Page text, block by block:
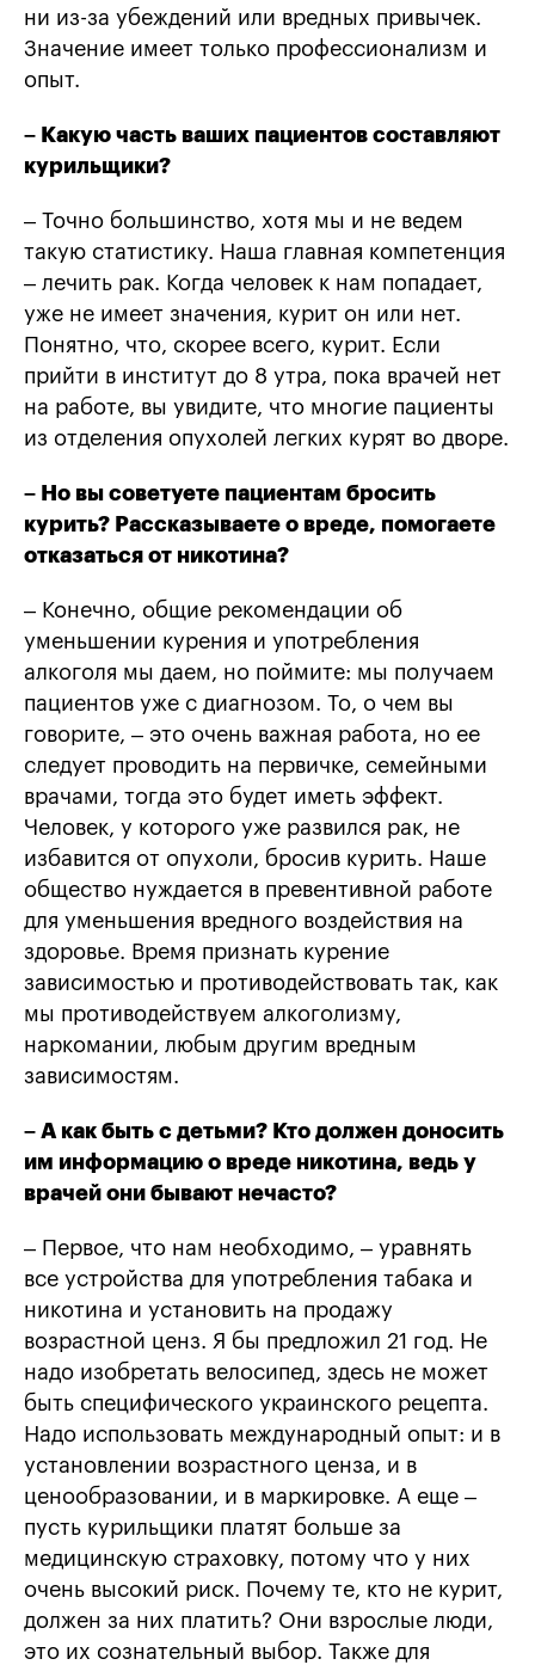
ни из-за убеждений или вредных привычек.
Значение имеет только профессионализм и
опыт.
– Какую часть ваших пациентов составляют
курильщики?
– Точно большинство, хотя мы и не ведем
такую статистику. Наша главная компетенция
– лечить рак. Когда человек к нам попадает,
уже не имеет значения, курит он или нет.
Понятно, что, скорее всего, курит. Если
прийти в институт до 8 утра, пока врачей нет
на работе, вы увидите, что многие пациенты
из отделения опухолей легких курят во дворе.
– Но вы советуете пациентам бросить
курить? Рассказываете о вреде, помогаете
отказаться от никотина?
– Конечно, общие рекомендации об
уменьшении курения и употребления
алкоголя мы даем, но поймите: мы получаем
пациентов уже с диагнозом. То, о чем вы
говорите, – это очень важная работа, но ее
следует проводить на первичке, семейными
врачами, тогда это будет иметь эффект.
Человек, у которого уже развился рак, не
избавится от опухоли, бросив курить. Наше
общество нуждается в превентивной работе
для уменьшения вредного воздействия на
здоровье. Время признать курение
зависимостью и противодействовать так, как
мы противодействуем алкоголизму,
наркомании, любым другим вредным
зависимостям.
– А как быть с детьми? Кто должен доносить
им информацию о вреде никотина, ведь у
врачей они бывают нечасто?
– Первое, что нам необходимо, – уравнять
все устройства для употребления табака и
никотина и установить на продажу
возрастной ценз. Я бы предложил 21 год. Не
надо изобретать велосипед, здесь не может
быть специфического украинского рецепта.
Надо использовать международный опыт: и в
установлении возрастного ценза, и в
ценообразовании, и в маркировке. А еще –
пусть курильщики платят больше за
медицинскую страховку, потому что у них
очень высокий риск. Почему те, кто не курит,
должен за них платить? Они взрослые люди,
это их сознательный выбор. Также для